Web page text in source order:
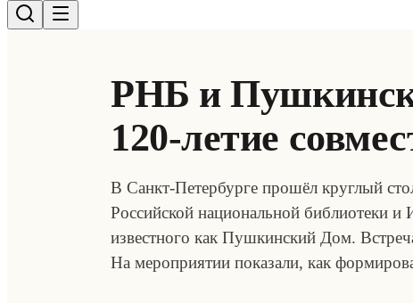
РНБ и
120-летие
В Санкт-Петербурге прошёл круглый
Российской национальной библиотеки
известного как Пушкинский Дом.
На мероприятии показали, как